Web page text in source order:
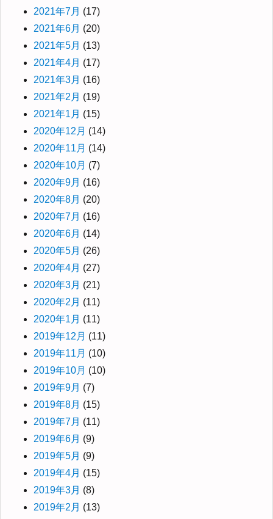
2021年7月 (17)
2021年6月 (20)
2021年5月 (13)
2021年4月 (17)
2021年3月 (16)
2021年2月 (19)
2021年1月 (15)
2020年12月 (14)
2020年11月 (14)
2020年10月 (7)
2020年9月 (16)
2020年8月 (20)
2020年7月 (16)
2020年6月 (14)
2020年5月 (26)
2020年4月 (27)
2020年3月 (21)
2020年2月 (11)
2020年1月 (11)
2019年12月 (11)
2019年11月 (10)
2019年10月 (10)
2019年9月 (7)
2019年8月 (15)
2019年7月 (11)
2019年6月 (9)
2019年5月 (9)
2019年4月 (15)
2019年3月 (8)
2019年2月 (13)